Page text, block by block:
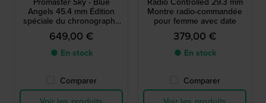
Angels 45.4 mm Édition
spéciale du chronographe
pilote ana-numé à énergie
solaire
649,00 €
● En stock
Comparer
Montre radio-commandée
pour femme avec date
379,00 €
● En stock
Comparer